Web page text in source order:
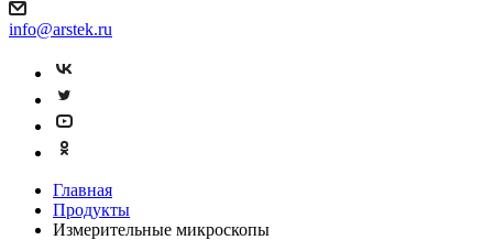
info@arstek.ru
Главная
Продукты
Измерительные микроскопы